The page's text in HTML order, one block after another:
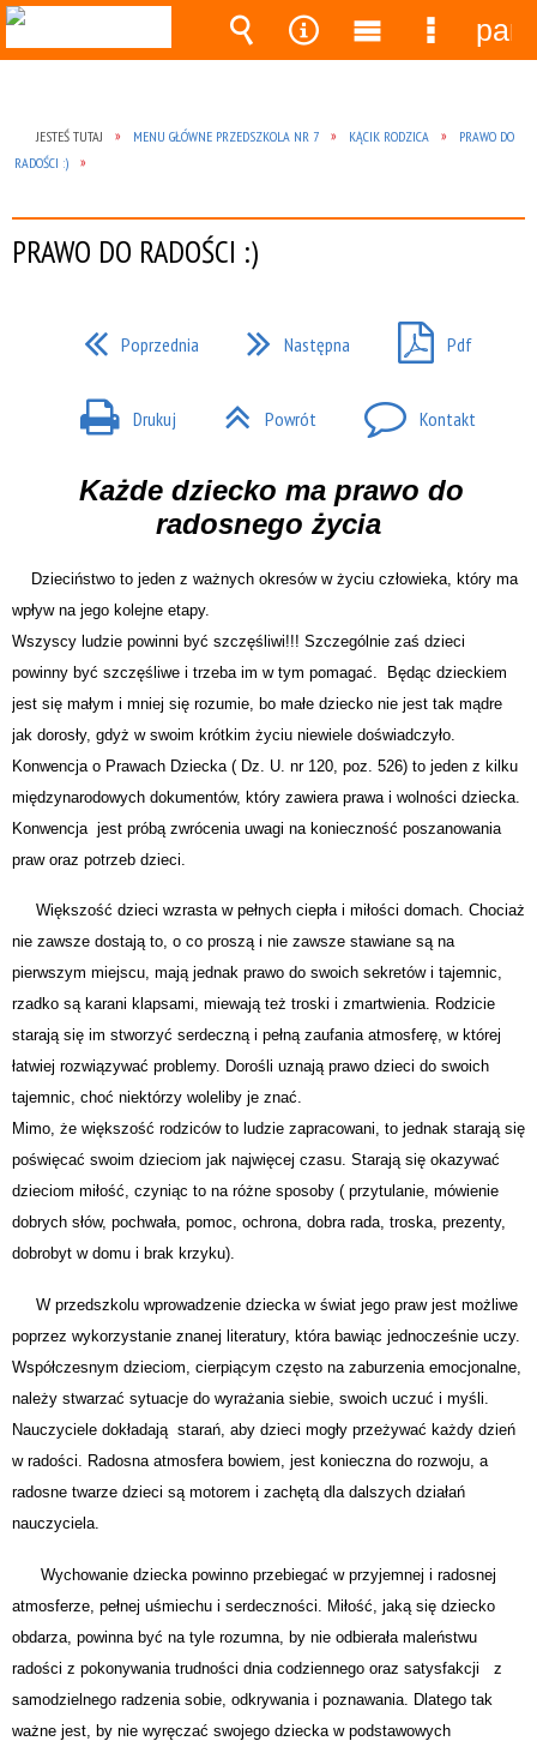
JESTEŚ TUTAJ MENU GŁÓWNE PRZEDSZKOLA NR 7 KĄCIK RODZICA
PRAWO DO
RADOŚCI :)
PRAWO DO RADOŚCI :)
Poprzednia Następna Pdf
Drukuj Powrót Kontakt
Każde dziecko ma prawo do
radosnego życia
Dzieciństwo to jeden z ważnych okresów w życiu człowieka, który ma
wpływ na jego kolejne etapy.
Wszyscy ludzie powinni być szczęśliwi!!! Szczególnie zaś dzieci
powinny być szczęśliwe i trzeba im w tym pomagać. Będąc dzieckiem
jest się małym i mniej się rozumie, bo małe dziecko nie jest tak mądre
jak dorosły, gdyż w swoim krótkim życiu niewiele doświadczyło.
Konwencja o Prawach Dziecka ( Dz. U. nr 120, poz. 526) to jeden z kilku
międzynarodowych dokumentów, który zawiera prawa i wolności dziecka.
Konwencja jest próbą zwrócenia uwagi na konieczność poszanowania
praw oraz potrzeb dzieci.
Większość dzieci wzrasta w pełnych ciepła i miłości domach. Chociaż
nie zawsze dostają to, o co proszą i nie zawsze stawiane są na
pierwszym miejscu, mają jednak prawo do swoich sekretów i tajemnic,
rzadko są karani klapsami, miewają też troski i zmartwienia. Rodzicie
starają się im stworzyć serdeczną i pełną zaufania atmosferę, w której
łatwiej rozwiązywać problemy. Dorośli uznają prawo dzieci do swoich
tajemnic, choć niektórzy woleliby je znać.
Mimo, że większość rodziców to ludzie zapracowani, to jednak starają się
poświęcać swoim dzieciom jak najwięcej czasu. Starają się okazywać
dzieciom miłość, czyniąc to na różne sposoby ( przytulanie, mówienie
dobrych słów, pochwała, pomoc, ochrona, dobra rada, troska, prezenty,
dobrobyt w domu i brak krzyku).
W przedszkolu wprowadzenie dziecka w świat jego praw jest możliwe
poprzez wykorzystanie znanej literatury, która bawiąc jednocześnie uczy.
Współczesnym dzieciom, cierpiącym często na zaburzenia emocjonalne,
należy stwarzać sytuacje do wyrażania siebie, swoich uczuć i myśli.
Nauczyciele dokładają starań, aby dzieci mogły przeżywać każdy dzień
w radości. Radosna atmosfera bowiem, jest konieczna do rozwoju, a
radosne twarze dzieci są motorem i zachętą dla dalszych działań
nauczyciela.
Wychowanie dziecka powinno przebiegać w przyjemnej i radosnej
atmosferze, pełnej uśmiechu i serdeczności. Miłość, jaką się dziecko
obdarza, powinna być na tyle rozumna, by nie odbierała maleństwu
radości z pokonywania trudności dnia codziennego oraz satysfakcji z
samodzielnego radzenia sobie, odkrywania i poznawania. Dlatego tak
ważne jest, by nie wyręczać swojego dziecka w podstawowych
Wyszukiwarka
Narzędzia
MenuMenu